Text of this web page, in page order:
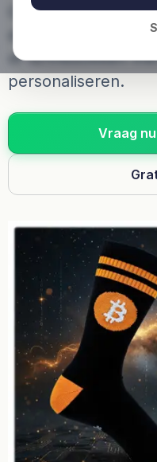
Ontdek de wereld
door bij ons
of tennissokken
personaliseren.
Vraag